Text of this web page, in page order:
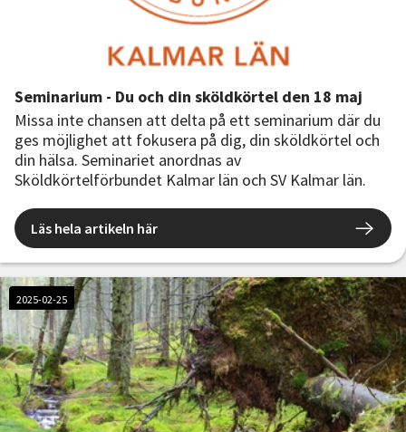
Seminarium - Du och din sköldkörtel den 18 maj
Missa inte chansen att delta på ett seminarium där du
ges möjlighet att fokusera på dig, din sköldkörtel och
din hälsa. Seminariet anordnas av
Sköldkörtelförbundet Kalmar län och SV Kalmar län.
Läs hela artikeln här
2025-02-25